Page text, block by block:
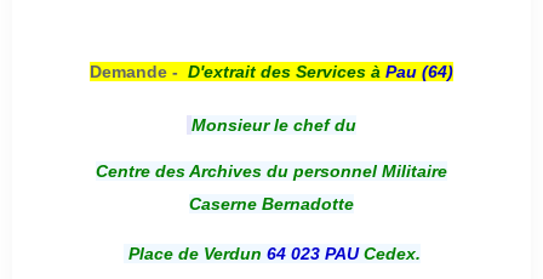
Demande - D'extrait des Services à Pau (64)
Monsieur le chef du
Centre des Archives du personnel Militaire
Caserne Bernadotte
Place de Verdun 64 023 PAUCedex.